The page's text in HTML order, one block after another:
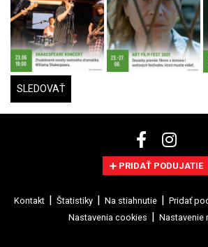
SLEDOVAŤ
PRIDAŤ PODUJATIE
Kontakt Štatistiky Na stiahnutie Pridať
Nastavenia cookies
Nastavenie